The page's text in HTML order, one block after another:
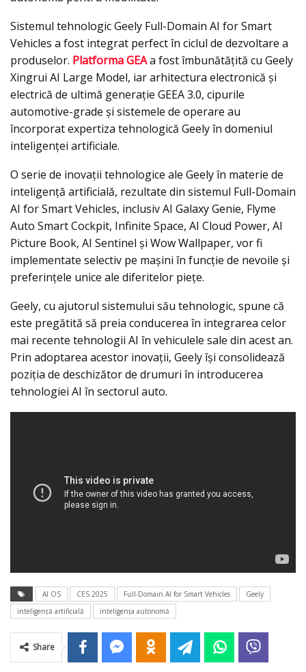
Sistemul tehnologic Geely Full-Domain AI for Smart
Vehicles a fost integrat perfect în ciclul de dezvoltare a
produselor. Platforma GEAa fost îmbunătățită cu Geely
Xingrui AI Large Model, iar arhitectura electronică și
electrică de ultimă generație GEEA 3.0, cipurile
automotive-grade și sistemele de operare au
încorporat expertiza tehnologică Geely în domeniul
inteligenței artificiale.
O serie de inovații tehnologice ale Geely în materie de
inteligență artificială, rezultate din sistemul Full-Domain
AI for Smart Vehicles, inclusiv AI Galaxy Genie, Flyme
Auto Smart Cockpit, Infinite Space, AI Cloud Power, AI
Picture Book, AI Sentinel și Wow Wallpaper, vor fi
implementate selectiv pe mașini în funcție de nevoile și
preferințele unice ale diferitelor piețe.
Geely, cu ajutorul sistemului său tehnologic, spune că
este pregătită să preia conducerea în integrarea celor
mai recente tehnologii AI în vehiculele sale din acest an.
Prin adoptarea acestor inovații, Geely își consolidează
poziția de deschizător de drumuri în introducerea
tehnologiei AI în sectorul auto.
AI OS CES 2025 Full-Domain AI for Smart Vehicles
Geely
inteligență artificială
inteligența autonomă
Share